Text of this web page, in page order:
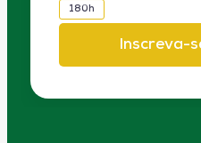
180h
Inscreva-